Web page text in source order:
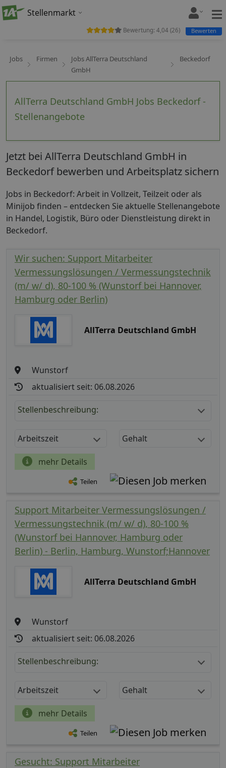
Stellenmarkt
Jobs Firmen
Jobs AllTerra Deutschland
GmbH
Beckedorf
AllTerra Deutschland GmbH Jobs Beckedorf -
Stellenangebote
Bewertung: 4,04 (26) Bewerten
Jetzt bei AllTerra Deutschland GmbH in
Beckedorf bewerben und Arbeitsplatz sichern
Jobs in Beckedorf: Arbeit in Vollzeit, Teilzeit oder als
Minijob finden – entdecken Sie aktuelle Stellenangebote
in Handel, Logistik, Büro oder Dienstleistung direkt in
Beckedorf.
Wir suchen: Support Mitarbeiter
Vermessungslösungen / Vermessungstechnik
(m/ w/ d), 80-100 % (Wunstorf bei Hannover,
Hamburg oder Berlin)
AllTerra Deutschland GmbH
Wunstorf
aktualisiert seit: 06.08.2026
Stellenbeschreibung:
Arbeitszeit Gehalt
mehr Details
Teilen
Support Mitarbeiter Vermessungslösungen /
Vermessungstechnik (m/ w/ d), 80-100 %
(Wunstorf bei Hannover, Hamburg oder
Berlin) - Berlin, Hamburg, Wunstorf;Hannover
AllTerra Deutschland GmbH
Wunstorf
aktualisiert seit: 06.08.2026
Stellenbeschreibung:
Arbeitszeit Gehalt
mehr Details
Teilen
Gesucht: Support Mitarbeiter